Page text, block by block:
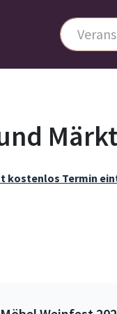
kostenlos Termin